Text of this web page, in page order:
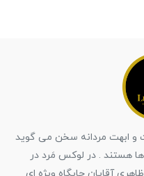
و ابهت مردانه سخن می گوید
ها هستند . در لوکس مَرد در